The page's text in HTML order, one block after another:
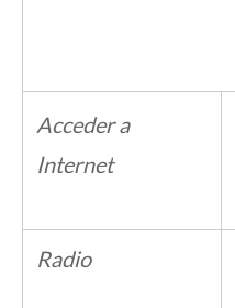
Acceder a
Internet
Radio